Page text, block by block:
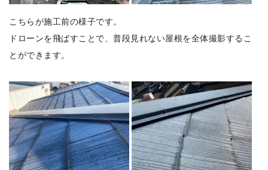
こちらが施工前の様子です。
ドローンを飛ばすことで、普段見れない屋根を全体撮影するこ
とができます。